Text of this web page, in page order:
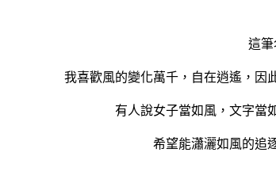
這筆
我喜歡風的變化萬千，自在逍遙，因
有人說女子當如風，文字當
希望能瀟灑如風的追